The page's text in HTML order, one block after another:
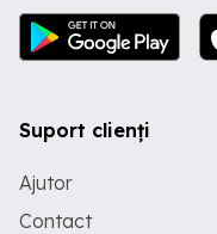
Suport clienți
Ajutor
Contact